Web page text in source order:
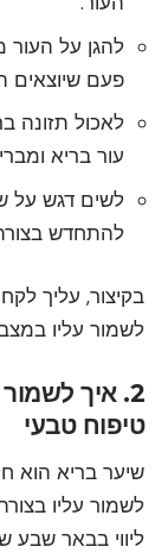
להגן על
פעם שיוצאים
לאכול תזונה
עור בריא
לשים דגש על
להתחדש
בקיצור, עליך
לשמור עליו
2. איך
טיפוח טבעי
שיער בריא הוא
לשמור עליו
ליווי בבאר